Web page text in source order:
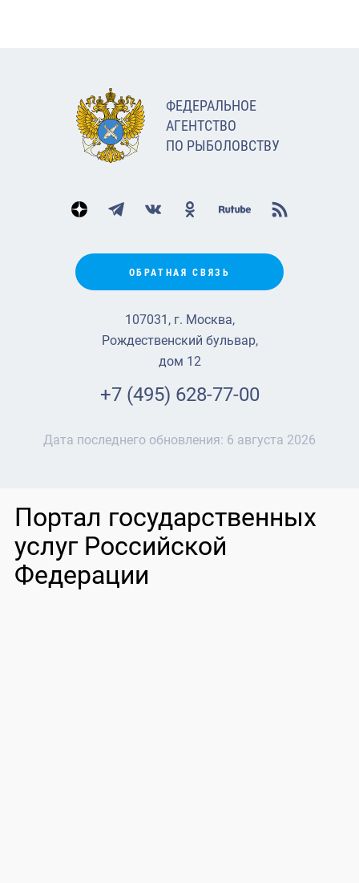
ФЕДЕРАЛЬНОЕ
АГЕНТСТВО
ПО РЫБОЛОВСТВУ
ОБРАТНАЯ СВЯЗЬ
107031, г. Москва,
Рождественский бульвар,
дом 12
+7 (495) 628-77-00
Дата последнего обновления: 6 августа 2026
Портал государственных
услуг Российской
Федерации